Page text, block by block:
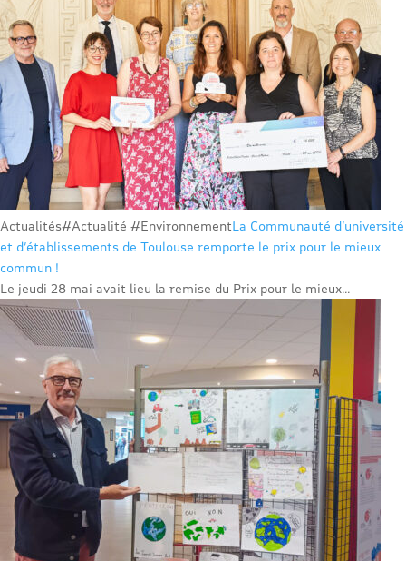
Actualités#Actualité #EnvironnementLa Communauté d’université
et d’établissements de Toulouse remporte le prix pour le mieux
commun !
Le jeudi 28 mai avait lieu la remise du Prix pour le mieux...